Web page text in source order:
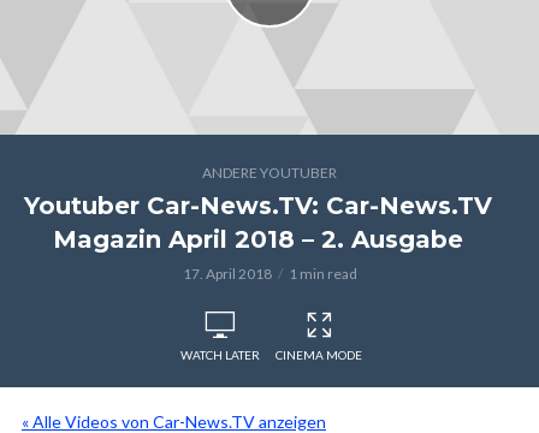
ANDERE YOUTUBER
Youtuber Car-News.TV: Car-News.TV
Magazin April 2018 – 2. Ausgabe
17. April 2018 1 min read
WATCH LATER CINEMA MODE
« Alle Videos von Car-News.TV anzeigen